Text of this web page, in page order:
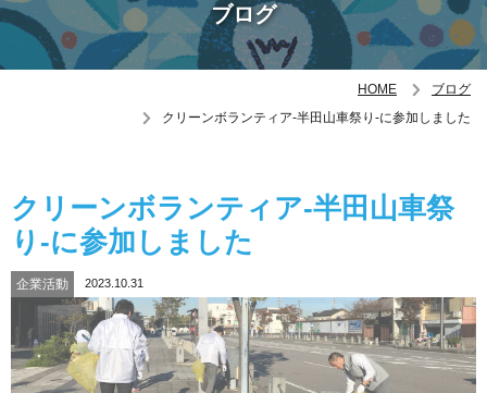
ブログ
HOME
ブログ
クリーンボランティア-半田山車祭り-に参加しました
クリーンボランティア-半田山車祭
り-に参加しました
企業活動 2023.10.31